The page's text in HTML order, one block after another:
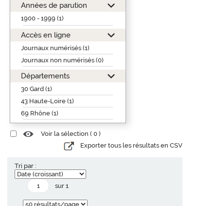
Années de parution
1900 - 1999 (1)
Accès en ligne
Journaux numérisés (1)
Journaux non numérisés (0)
Départements
30 Gard (1)
43 Haute-Loire (1)
69 Rhône (1)
Voir la sélection ( 0 )
Exporter tous les résultats en CSV
Tri par :
sur 1